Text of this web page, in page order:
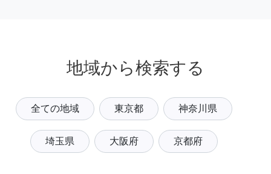
地域から検索する
全ての地域 東京都 神奈川県
埼玉県 大阪府 京都府